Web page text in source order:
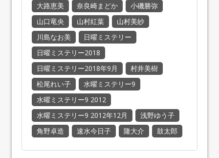
大路恵美
奈良崎まどか
小磯勝弥
山口竜央
山村紅葉
山村美紗
川島なお美
日曜ミステリー
日曜ミステリー2018
日曜ミステリー2018年9月
村井美樹
松尾れい子
水曜ミステリー9
水曜ミステリー9 2012
水曜ミステリー9 2012年12月
浅野ゆう子
角野卓造
速水今日子 隆大介 鼓太郎